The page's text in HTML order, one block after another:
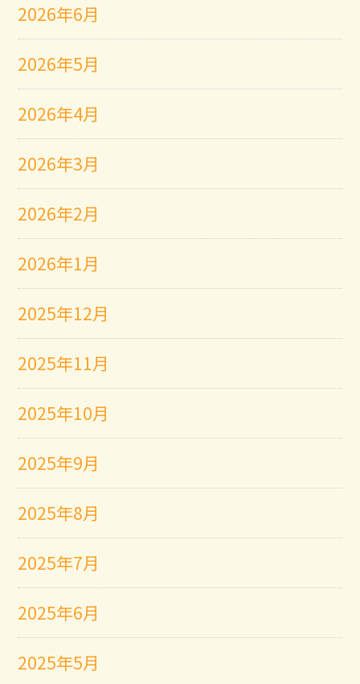
2026年6月
2026年5月
2026年4月
2026年3月
2026年2月
2026年1月
2025年12月
2025年11月
2025年10月
2025年9月
2025年8月
2025年7月
2025年6月
2025年5月